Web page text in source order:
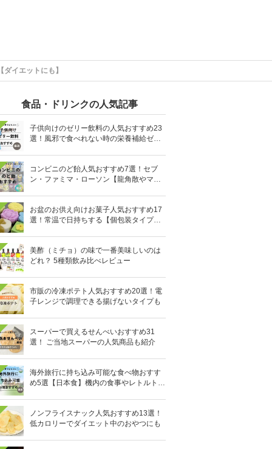
イエットにも】
食品・ドリンクの人気記事
子供向けのゼリー飲料の人気おすすめ23
選！風邪で食べれない時の栄養補給ゼリ
コンビニのど飴人気おすすめ7選！セブ
ン・ファミマ・ローソン【龍角散やマヌ
お盆のお供え向けお菓子人気おすすめ17
選！常温で日持ちする【個包装タイプ
美酢（ミチョ）の味で一番美味しいのは
どれ？ 5種類飲み比べレビュー
市販の冷凍ポテト人気おすすめ20選！電
子レンジで調理できる揚げないタイプも
スーパーで買えるせんべいおすすめ31
選！ ご当地スーパーの人気商品も紹介
海外旅行に持ち込み可能な食べ物おすす
め5選【日本食】機内の食事やレトルト食
ノンフライスナック人気おすすめ13選！
低カロリーでダイエット中のおやつにも